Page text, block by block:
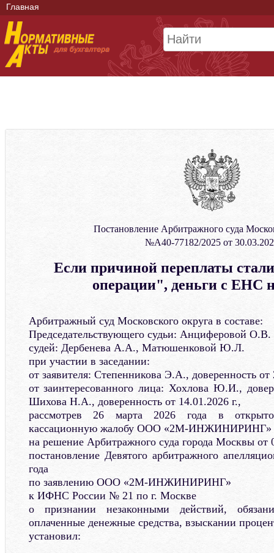
Главная
Постановление Арбитражного суда
№А40-77182/2025 от
Если причиной переплаты
операции", деньги с ЕНС
Арбитражный суд Московского округа в составе:
Председательствующего судьи: Анциферовой О.В.
судей: Дербенева А.А., Матюшенковой Ю.Л.
при участии в заседании:
от заявителя: Степенникова Э.А., доверенность от
от заинтересованного лица: Хохлова Ю.И.,
Шихова Н.А., доверенность от 14.01.2026 г.,
рассмотрев 26 марта 2026 года в
кассационную жалобу ООО «2М-ИНЖИНИРИНГ»
на решение Арбитражного суда города Москвы от
постановление Девятого арбитражного
года
по заявлению ООО «2М-ИНЖИНИРИНГ»
к ИФНС России № 21 по г. Москве
о признании незаконными действий,
оплаченные денежные средства, взыскании
установил: